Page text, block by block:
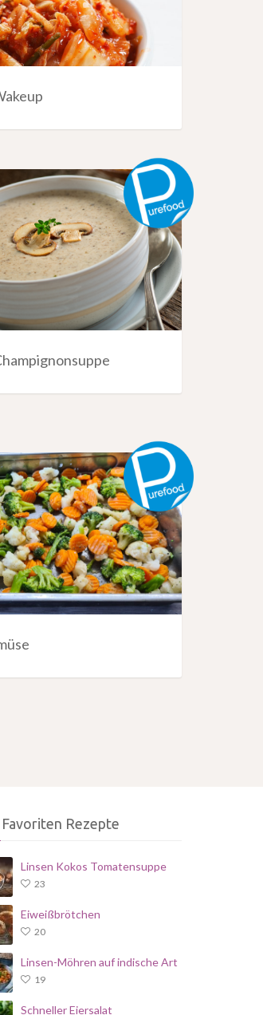
Rezepte
Linsen Kokos Tomatensuppe
23
Eiweißbrötchen
20
Linsen-Möhren auf indische Art
19
Schneller Eiersalat